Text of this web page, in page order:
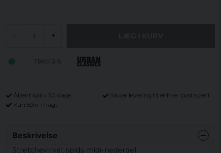
- +
TB6013-5
Åbent køb i 30 dage
Sikker levering til enhver postagent
Kun 59kr i fragt
Beskrivelse
Stretchevirket spids midi-nederdel